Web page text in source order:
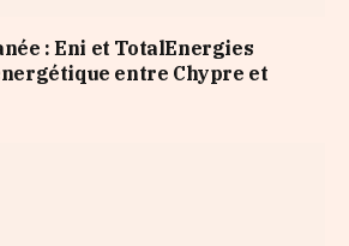
: Eni et TotalEnergies
entre Chypre et